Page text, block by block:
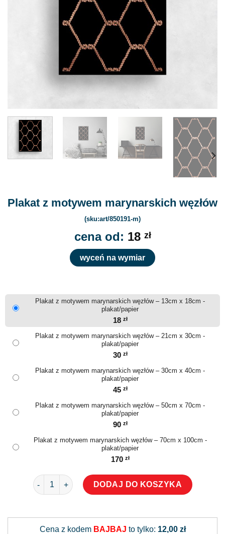
Plakat z motywem marynarskich węzłów
(sku:art/850191-m)
cena od: 18 zł
wyceń na wymiar
Plakat z motywem marynarskich węzłów – 13cm x 18cm -
plakat/papier
18 zł
Plakat z motywem marynarskich węzłów – 21cm x 30cm -
plakat/papier
30 zł
Plakat z motywem marynarskich węzłów – 30cm x 40cm -
plakat/papier
45 zł
Plakat z motywem marynarskich węzłów – 50cm x 70cm -
plakat/papier
90 zł
Plakat z motywem marynarskich węzłów – 70cm x 100cm -
plakat/papier
170 zł
ilość Plakat z motywem marynarskich węzłów
DODAJ DO KOSZYKA
Cena z kodem BAJBAJ to tylko: 12,00 zł